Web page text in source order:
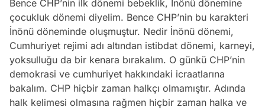
Bence CHP’nin ilk dönemi bebeklik, İnönü dönemine
çocukluk dönemi diyelim. Bence CHP’nin bu karakteri
İnönü döneminde oluşmuştur. Nedir İnönü dönemi,
Cumhuriyet rejimi adı altından istibdat dönemi, karneyi,
yoksulluğu da bir kenara bırakalım. O günkü CHP’nin
demokrasi ve cumhuriyet hakkındaki icraatlarına
bakalım. CHP hiçbir zaman halkçı olmamıştır. Adında
halk kelimesi olmasına rağmen hiçbir zaman halka ve